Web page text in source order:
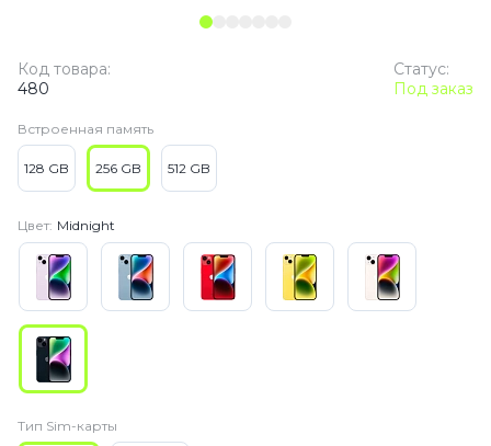
Статус:
Под заказ
Код товара:
480
Встроенная память
128 GB 256 GB 512 GB
Цвет: Midnight
Тип Sim-карты